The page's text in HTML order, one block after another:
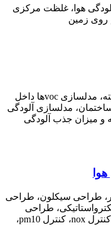
هوا، غلظت مرکزی
روی زمین
مدلسازی آلودگی هوای محیط بسته، مدلسازی vocها داخل
مدلسازی آلودگی
و میزان جذب آلودگی
طراحی سیکلون، طراحی
طراحی
فیلتراسیون، کاتالیست سه راهه، کنترل nox، کنترل pm10،